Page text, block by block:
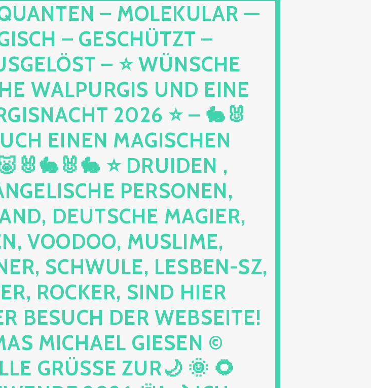
– MOLEKULAR —
– GESCHÜTZT –
– ⭐ WÜNSCHE
WALPURGIS UND EINE
2026 ⭐ – 🐇🐰
EINEN MAGISCHEN
⭐ DRUIDEN ,
PERSONEN,
DEUTSCHE MAGIER,
VOODOO, MUSLIME,
SCHWULE, LESBEN-SZ,
ROCKER, SIND HIER
BESUCH DER WEBSEITE!
MICHAEL GIESEN ©
GRÜSSE ZUR🌙 🌞 🌻 S